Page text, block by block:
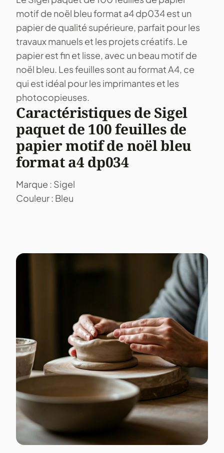
motif de noël bleu format a4 dp034 est un
papier de qualité supérieure, parfait pour les
travaux manuels et les projets créatifs. Le
papier est fin et lisse, avec un beau motif de
noël bleu. Les feuilles sont au format A4, ce
qui est idéal pour les imprimantes et les
photocopieuses.
Caractéristiques de Sigel
paquet de 100 feuilles de
papier motif de noël bleu
format a4 dp034
Marque : Sigel
Couleur : Bleu